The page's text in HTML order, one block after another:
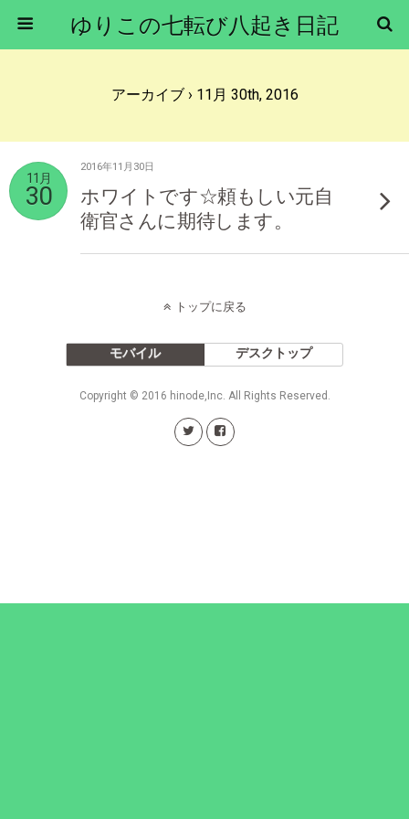
ゆりこの七転び八起き日記
アーカイブ › 11月 30th, 2016
11月
30
2016年11月30日
ホワイトです☆頼もしい元自
衛官さんに期待します。
トップに戻る
モバイル デスクトップ
Copyright © 2016 hinode,Inc. All Rights Reserved.